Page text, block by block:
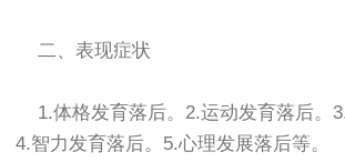
二、表现症状
1.体格发育落后。2.运动发育落后。
4.智力发育落后。5.心理发展落后等。